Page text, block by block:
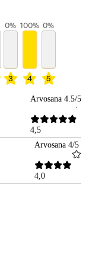
3
0%
4
100%
5
0%
Arvosana 4.5/5
4,5
Arvosana 4/5
4,0